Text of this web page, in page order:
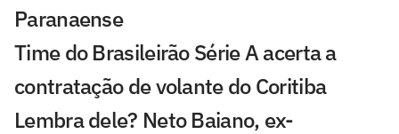
Paranaense
Time do Brasileirão Série A acerta a
contratação de volante do Coritiba
Lembra dele? Neto Baiano, ex-